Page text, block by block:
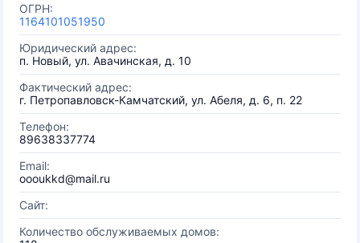
ОГРН:
1164101051950
Юридический адрес:
п. Новый, ул. Авачинская, д. 10
Фактический адрес:
г. Петропавловск-Камчатский, ул. Абеля, д. 6, п. 22
Телефон:
89638337774
Email:
oooukkd@mail.ru
Сайт:
Количество обслуживаемых домов: